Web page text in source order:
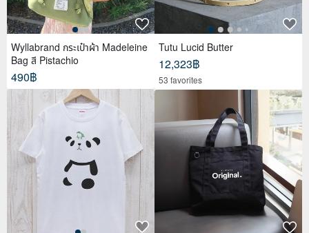
Wyllabrand กระเป๋าผ้า Madeleine
Bag สี Pistachio
490฿
Tutu Lucid Butter
12,323฿
53 favorites